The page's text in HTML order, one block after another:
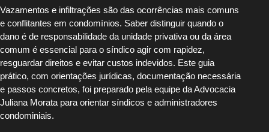
Vazamentos e infiltrações são das ocorrências mais comuns
e conflitantes em condomínios. Saber distinguir quando o
dano é de responsabilidade da unidade privativa ou da área
comum é essencial para o síndico agir com rapidez,
resguardar direitos e evitar custos indevidos. Este guia
prático, com orientações jurídicas, documentação necessária
e passos concretos, foi preparado pela equipe da Advocacia
Juliana Morata para orientar síndicos e administradores
condominiais.